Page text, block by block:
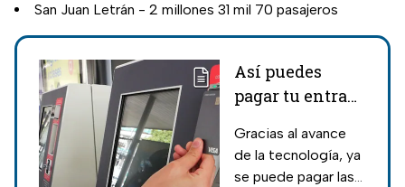
San Juan Letrán - 2 millones 31 mil 70 pasajeros
Así puedes
pagar tu entrada
CDMX con
tarjeta de banco
Gracias al avance
de la tecnología, ya
se puede pagar las